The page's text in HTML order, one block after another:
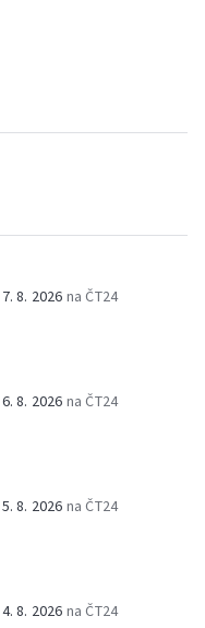
7. 8. 2026 na ČT24
6. 8. 2026 na ČT24
5. 8. 2026 na ČT24
4. 8. 2026 na ČT24